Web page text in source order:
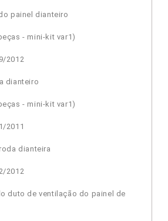
painel dianteiro
- mini-kit var1)
2012
dianteiro
- mini-kit var1)
2011
dianteira
2012
duto de ventilação do painel de